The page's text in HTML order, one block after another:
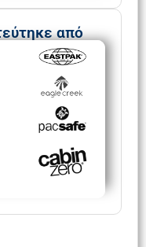
από